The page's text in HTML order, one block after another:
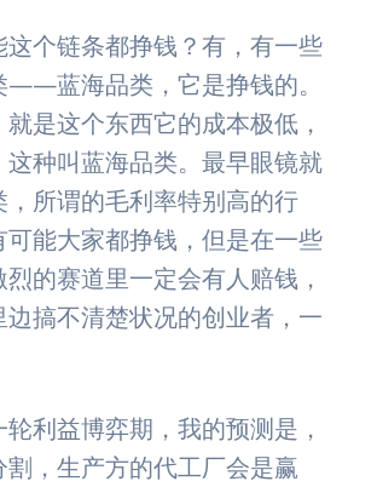
这个链条都挣钱？有，有一些
——蓝海品类，它是挣钱的。
是这个东西它的成本极低，
这种叫蓝海品类。最早眼镜就
，所谓的毛利率特别高的行
可能大家都挣钱，但是在一些
的赛道里一定会有人赔钱，
边搞不清楚状况的创业者，一
利益博弈期，我的预测是，
，生产方的代工厂会是赢